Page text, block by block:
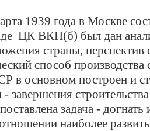
1939 года в Москве
ЦК ВКП(б) был дан
страны, перспектив
способ
в основном построен и
завершения
задача - догнать
наиболее